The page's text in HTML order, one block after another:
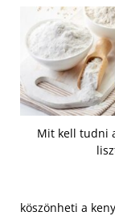
Mit kell tudni
köszönheti a